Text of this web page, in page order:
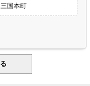
三国本町